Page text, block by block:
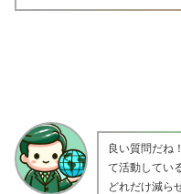
良い質問だね
て活動してい
どれだけ減ら